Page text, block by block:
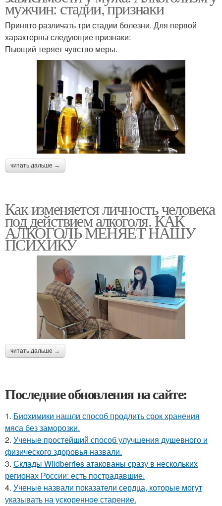
мужчин: стадии, признаки
Принято различать три стадии болезни. Для первой
характерны следующие признаки:
Пьющий теряет чувство меры.
читать дальше →
Как изменяется личность человека
под действием алкоголя. КАК
АЛКОГОЛЬ МЕНЯЕТ НАШУ
ПСИХИКУ
читать дальше →
Последние обновления на сайте:
1. Биохимики нашли способ продлить срок хранения
мяса без заморозки.
2. Ученые простейший способ улучшения душевного и
физического здоровья назвали.
3. Склады Wildberries атакованы сразу в нескольких
регионах России: есть пострадавшие.
4. Ученые назвали показатели сердца, которые могут
указывать на ускоренное старение.